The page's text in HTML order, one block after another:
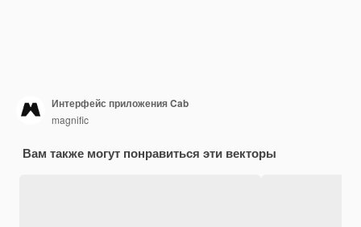
Интерфейс приложения Cab
magnific
Вам также могут понравиться эти векторы